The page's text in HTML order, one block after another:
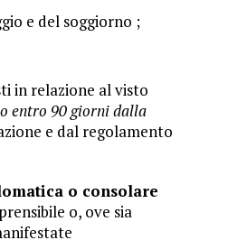
e del soggiorno ;
in relazione al visto
entro 90 giorni dalla
e dal regolamento
o consolare
o, ove sia